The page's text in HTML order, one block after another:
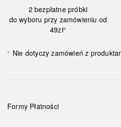
2 bezpłatne próbki
do wyboru przy zamówieniu od
49zł¹
¹ Nie dotyczy zamówień z
Formy Płatności